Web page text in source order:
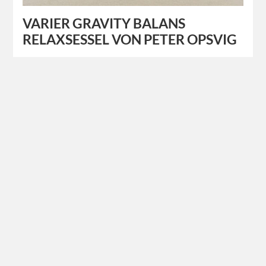
VARIER GRAVITY BALANS
RELAXSESSEL VON PETER OPSVIG